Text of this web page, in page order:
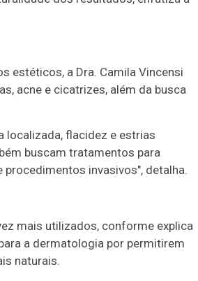
estéticos, a Dra. Camila Vincensi
acne e cicatrizes, além da busca
localizada, flacidez e estrias
buscam tratamentos para
invasivos", detalha.
mais utilizados, conforme explica
a dermatologia por permitirem
naturais.